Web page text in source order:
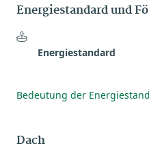
Energiestandard und
Energiestandard
Bedeutung der
Dach